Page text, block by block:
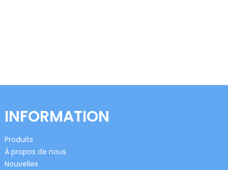
INFORMATION
Produits
À propos de nous
Nouvelles